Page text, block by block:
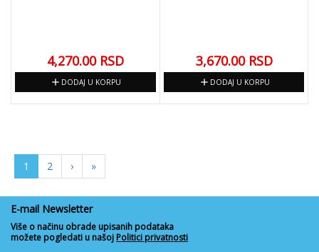
4,270.00 RSD
add DODAJ U KORPU
3,670.00 RSD
add DODAJ U KORPU
1 2 › »
E-mail Newsletter
Više o načinu obrade upisanih podataka
možete pogledati u našoj Politici privatnosti